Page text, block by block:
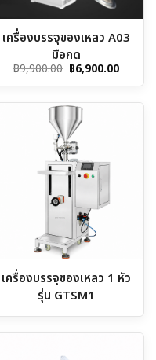
เครื่องบรรจุของเหลว A03
มือกด
฿9,900.00 Original
price
was:
฿9,900.00.
฿6,900.00Current
is:
฿
เครื่องบรรจุของเหลว 1 หัว
รุ่น GTSM1